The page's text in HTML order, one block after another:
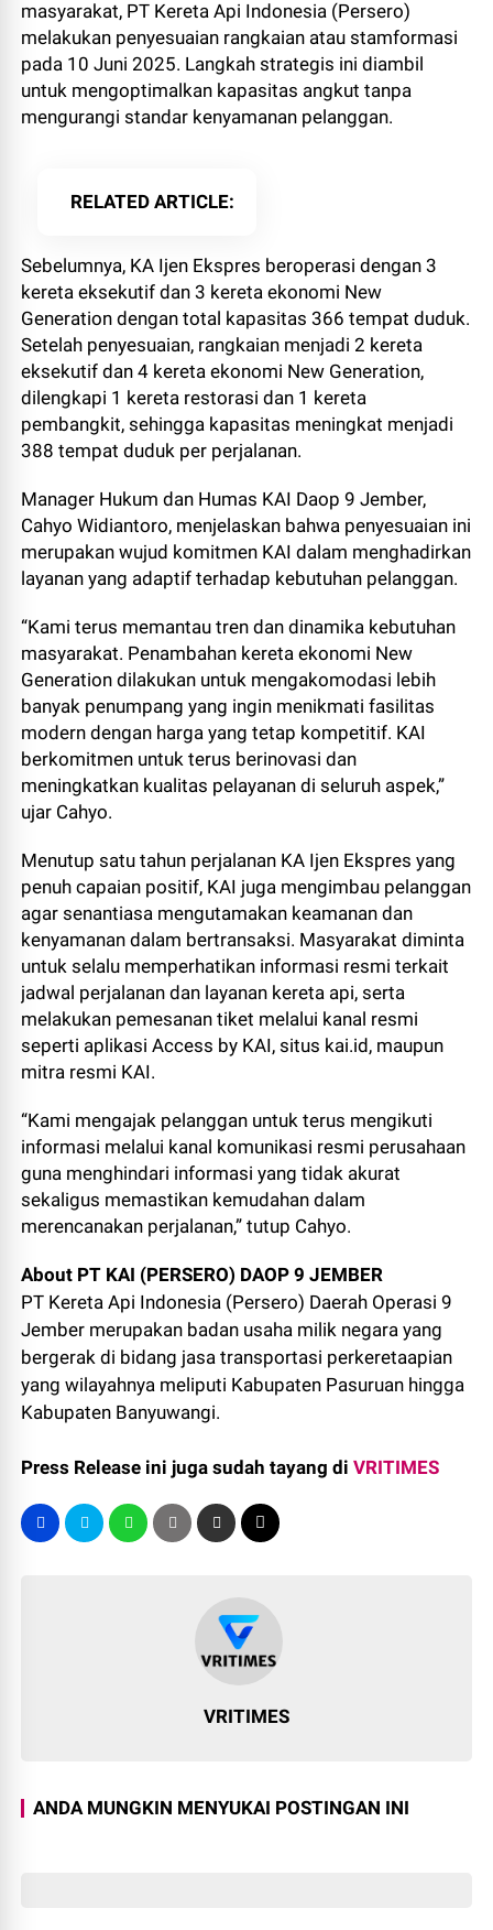
masyarakat, PT Kereta Api Indonesia (Persero)
melakukan penyesuaian rangkaian atau stamformasi
pada 10 Juni 2025. Langkah strategis ini diambil
untuk mengoptimalkan kapasitas angkut tanpa
mengurangi standar kenyamanan pelanggan.
RELATED ARTICLE
Sebelumnya, KA Ijen Ekspres beroperasi dengan 3
kereta eksekutif dan 3 kereta ekonomi New
Generation dengan total kapasitas 366 tempat duduk.
Setelah penyesuaian, rangkaian menjadi 2 kereta
eksekutif dan 4 kereta ekonomi New Generation,
dilengkapi 1 kereta restorasi dan 1 kereta
pembangkit, sehingga kapasitas meningkat menjadi
388 tempat duduk per perjalanan.
Manager Hukum dan Humas KAI Daop 9 Jember,
Cahyo Widiantoro, menjelaskan bahwa penyesuaian ini
merupakan wujud komitmen KAI dalam menghadirkan
layanan yang adaptif terhadap kebutuhan pelanggan.
“Kami terus memantau tren dan dinamika kebutuhan
masyarakat. Penambahan kereta ekonomi New
Generation dilakukan untuk mengakomodasi lebih
banyak penumpang yang ingin menikmati fasilitas
modern dengan harga yang tetap kompetitif. KAI
berkomitmen untuk terus berinovasi dan
meningkatkan kualitas pelayanan di seluruh aspek,”
ujar Cahyo.
Menutup satu tahun perjalanan KA Ijen Ekspres yang
penuh capaian positif, KAI juga mengimbau pelanggan
agar senantiasa mengutamakan keamanan dan
kenyamanan dalam bertransaksi. Masyarakat diminta
untuk selalu memperhatikan informasi resmi terkait
jadwal perjalanan dan layanan kereta api, serta
melakukan pemesanan tiket melalui kanal resmi
seperti aplikasi Access by KAI, situs kai.id, maupun
mitra resmi KAI.
“Kami mengajak pelanggan untuk terus mengikuti
informasi melalui kanal komunikasi resmi perusahaan
guna menghindari informasi yang tidak akurat
sekaligus memastikan kemudahan dalam
merencanakan perjalanan,” tutup Cahyo.
About PT KAI (PERSERO) DAOP 9 JEMBER
PT Kereta Api Indonesia (Persero) Daerah Operasi 9
Jember merupakan badan usaha milik negara yang
bergerak di bidang jasa transportasi perkeretaapian
yang wilayahnya meliputi Kabupaten Pasuruan hingga
Kabupaten Banyuwangi.
Press Release ini juga sudah tayang diVRITIMES
VRITIMES
ANDA MUNGKIN MENYUKAI POSTINGAN INI